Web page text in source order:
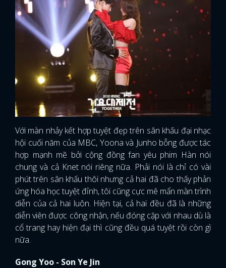
Với màn nhảy kết hợp tuyệt đẹp trên sân khấu đại nhạc
hội cuối năm của MBC, Yoona và Junho bỗng được tác
hợp mạnh mẽ bởi cộng đồng fan yêu phim Hàn nói
chung và cả Knet nói riêng nữa. Phải nói là chỉ có vài
phút trên sân khấu thôi nhưng cả hai đã cho thấy phản
ứng hóa học tuyệt đỉnh, tôi cũng cực mê mẩn màn trình
diễn của cả hai luôn. Hiện tại, cả hai đều đã là những
diễn viên được công nhận, nếu đóng cặp với nhau dù là
cổ trang hay hiện đại thì cũng đều quá tuyệt rồi còn gì
nữa.
Gong Yoo - Son Ye Jin